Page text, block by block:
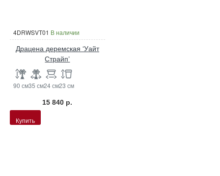
4DRWSVT01 В наличии
Драцена деремская ‘Уайт
Страйп’
90 см35 см24 см23 см
15 840 р.
Купить